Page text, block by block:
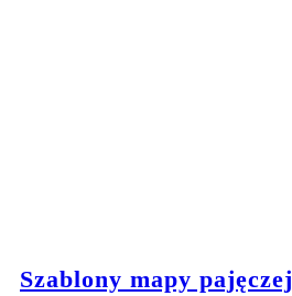
Szablony mapy pajęczej